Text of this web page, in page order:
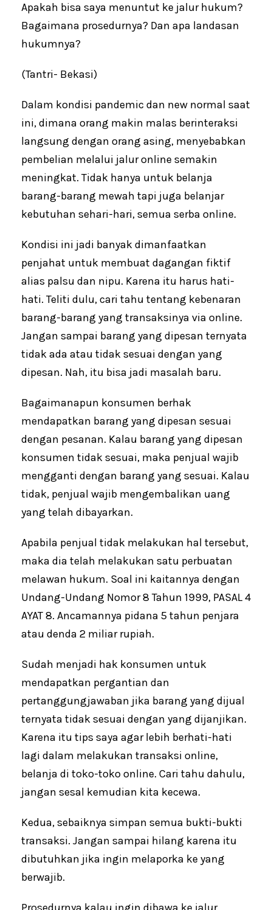
Apakah bisa saya menuntut ke jalur hukum?
Bagaimana prosedurnya? Dan apa landasan
hukumnya?
(Tantri- Bekasi)
Dalam kondisi pandemic dan new normal saat
ini, dimana orang makin malas berinteraksi
langsung dengan orang asing, menyebabkan
pembelian melalui jalur online semakin
meningkat. Tidak hanya untuk belanja
barang-barang mewah tapi juga belanjar
kebutuhan sehari-hari, semua serba online.
Kondisi ini jadi banyak dimanfaatkan
penjahat untuk membuat dagangan fiktif
alias palsu dan nipu. Karena itu harus hati-
hati. Teliti dulu, cari tahu tentang kebenaran
barang-barang yang transaksinya via online.
Jangan sampai barang yang dipesan ternyata
tidak ada atau tidak sesuai dengan yang
dipesan. Nah, itu bisa jadi masalah baru.
Bagaimanapun konsumen berhak
mendapatkan barang yang dipesan sesuai
dengan pesanan. Kalau barang yang dipesan
konsumen tidak sesuai, maka penjual wajib
mengganti dengan barang yang sesuai. Kalau
tidak, penjual wajib mengembalikan uang
yang telah dibayarkan.
Apabila penjual tidak melakukan hal tersebut,
maka dia telah melakukan satu perbuatan
melawan hukum. Soal ini kaitannya dengan
Undang-Undang Nomor 8 Tahun 1999, PASAL 4
AYAT 8. Ancamannya pidana 5 tahun penjara
atau denda 2 miliar rupiah.
Sudah menjadi hak konsumen untuk
mendapatkan pergantian dan
pertanggungjawaban jika barang yang dijual
ternyata tidak sesuai dengan yang dijanjikan.
Karena itu tips saya agar lebih berhati-hati
lagi dalam melakukan transaksi online,
belanja di toko-toko online. Cari tahu dahulu,
jangan sesal kemudian kita kecewa.
Kedua, sebaiknya simpan semua bukti-bukti
transaksi. Jangan sampai hilang karena itu
dibutuhkan jika ingin melaporka ke yang
berwajib.